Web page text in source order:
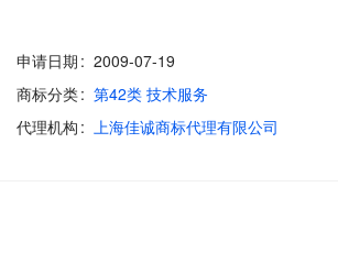
申请日期
2009-07-19
商标分类
第42类 技术服务
代理机构 上海佳诚商标代理有限公司